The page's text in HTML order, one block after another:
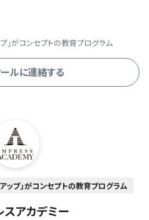
」がコンセプトの教育プログラム
ルに連絡する
ップ」がコンセプトの教育プログラム
スアカデミー